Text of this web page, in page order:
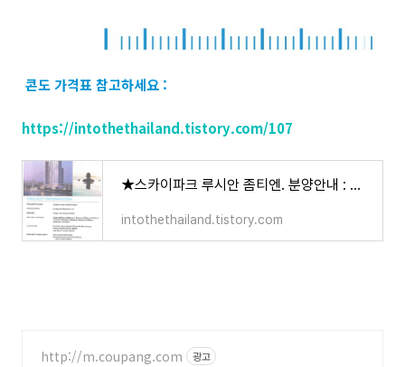
콘도 가격표 참고하세요 :
https://intothethailand.tistory.com/107
★스카이파크 루시안 좀티엔. 분양안내 : 가격표.
intothethailand.tistory.com
http://m.coupang.com 광고